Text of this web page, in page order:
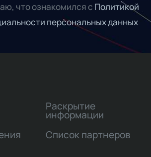
что ознакомился с Политикой
персональных данных
Раскрытие
информации
Список партнеров